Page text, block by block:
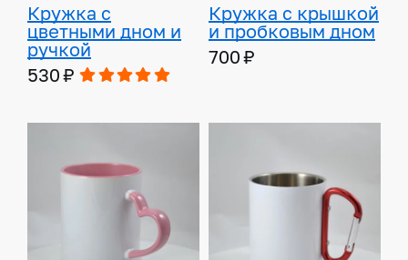
Кружка с
цветными дном и
ручкой
530 ₽
Кружка с крышкой
и пробковым дном
700 ₽